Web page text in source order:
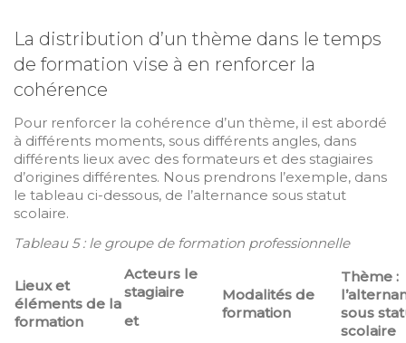
La distribution d’un thème dans le temps
de formation vise à en renforcer la
cohérence
Pour renforcer la cohérence d’un thème, il est abordé
à différents moments, sous différents angles, dans
différents lieux avec des formateurs et des stagiaires
d’origines différentes. Nous prendrons l’exemple, dans
le tableau ci-dessous, de l’alternance sous statut
scolaire.
Tableau 5 : le groupe de formation professionnelle
Lieux et
éléments de la
formation
Acteurs le
stagiaire
et
Modalités de
formation
Thème :
sous
scolaire